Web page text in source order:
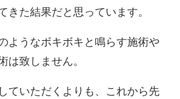
きた結果だと思っています。
ようなボキボキと鳴らす施術や
は致しません。
ていただくよりも、これから先